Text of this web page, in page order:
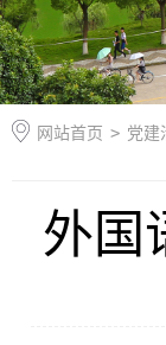
网站首页 > 党建
外国